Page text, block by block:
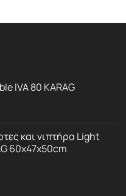
IVA 80 KARAG
και νιπτήρα Light
60x47x50cm